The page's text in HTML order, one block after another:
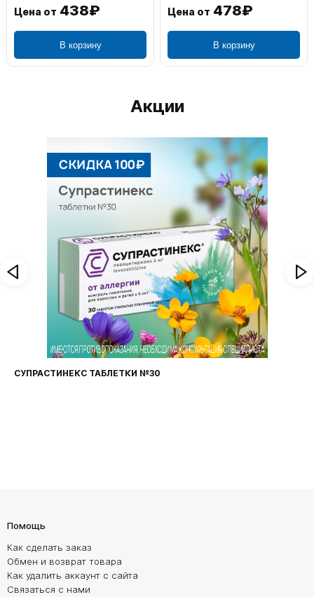
Цена от 438₽
В корзину
Цена от 478₽
В корзину
Акции
СУПРАСТИНЕКС ТАБЛЕТКИ №30
Помощь
Как сделать заказ
Обмен и возврат товара
Как удалить аккаунт с сайта
Связаться с нами